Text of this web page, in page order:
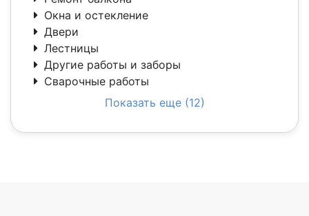
Окна и остекление
Двери
Лестницы
Другие работы и заборы
Сварочные работы
Показать еще (12)